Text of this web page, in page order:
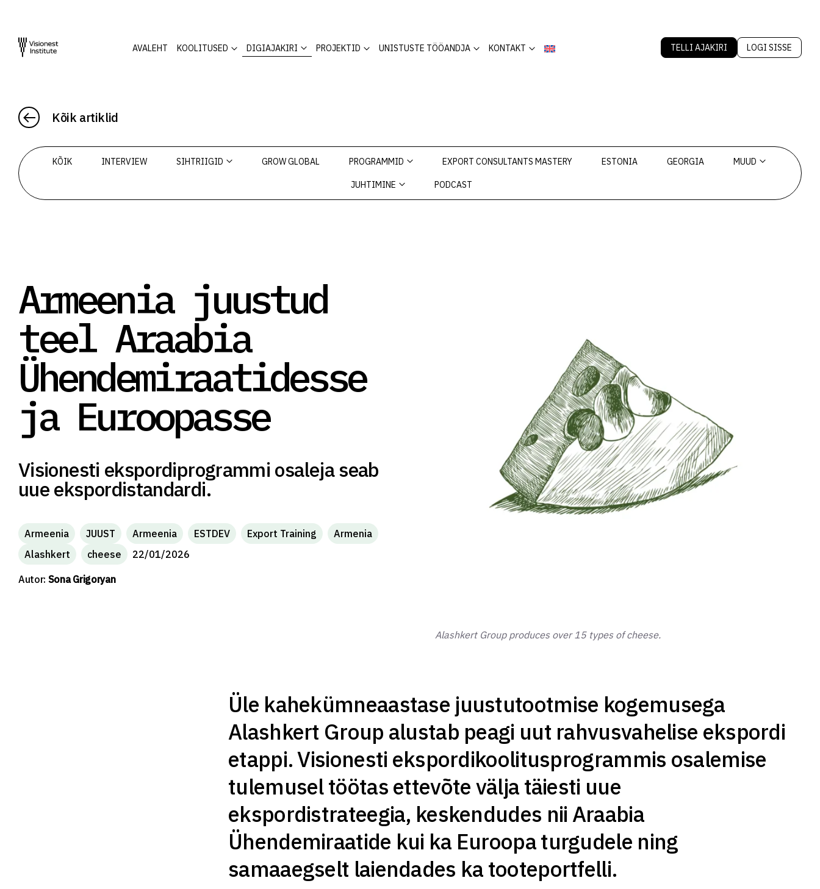
AVALEHT KOOLITUSED DIGIAJAKIRI PROJEKTID UNISTUSTE TÖÖANDJA KONTAKT TELLI AJAKIRI LOGI SISSE
Kõik artiklid
KÕIK INTERVIEW SIHTRIIGID GROW GLOBAL PROGRAMMID EXPORT CONSULTANTS MASTERY ESTONIA GEORGIA MUUD
JUHTIMINE PODCAST
Armeenia juustud
teel Araabia
Ühendemiraatidesse
ja Euroopasse
Visionesti ekspordiprogrammi osaleja seab
uue ekspordistandardi.
Armeenia JUUST Armeenia ESTDEV Export Training
Armenia
Alashkert
cheese 22/01/2026
Autor: Sona Grigoryan
Alashkert Group produces over 15 types of cheese.
Üle kahekümneaastase juustutootmise kogemusega
Alashkert Group alustab peagi uut rahvusvahelise ekspordi
etappi. Visionesti ekspordikoolitusprogrammis osalemise
tulemusel töötas ettevõte välja täiesti uue
ekspordistrateegia, keskendudes nii Araabia
Ühendemiraatide kui ka Euroopa turgudele ning
samaaegselt laiendades ka tooteportfelli.